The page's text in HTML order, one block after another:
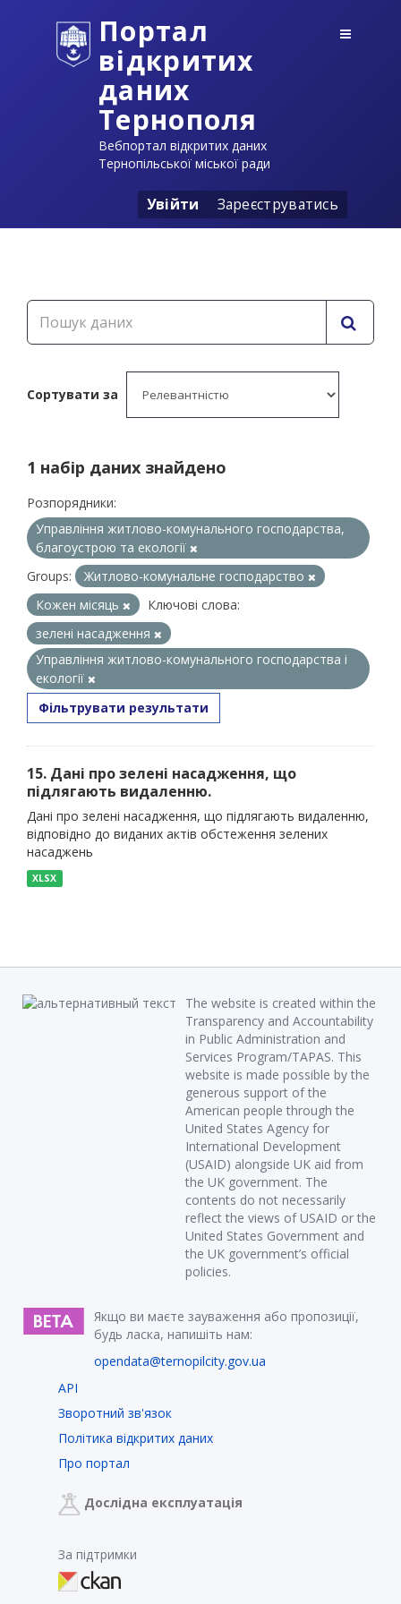
Портал
відкритих
даних
Тернополя
Вебпортал відкритих даних
Тернопільської міської ради
Увійти Зареєструватись
Сортувати за
1 набір даних знайдено
Розпорядники:
Управління житлово-комунального господарства,
благоустрою та екології
Groups:
Житлово-комунальне господарство
Кожен місяць
Ключові слова:
зелені насадження
Управління житлово-комунального господарства і
екології
Фільтрувати результати
15. Дані про зелені насадження, що
підлягають видаленню.
Дані про зелені насадження, що підлягають видаленню,
відповідно до виданих актів обстеження зелених
насаджень
XLSX
The website is created within the
Transparency and Accountability
in Public Administration and
Services Program/TAPAS. This
website is made possible by the
generous support of the
American people through the
United States Agency for
International Development
(USAID) alongside UK aid from
the UK government. The
contents do not necessarily
reflect the views of USAID or the
United States Government and
the UK government’s official
policies.
Якщо ви маєте зауваження або пропозиції,
будь ласка, напишіть нам:
opendata@ternopilcity.gov.ua
API
Зворотний зв'язок
Політика відкритих даних
Про портал
Дослідна експлуатація
За підтримки